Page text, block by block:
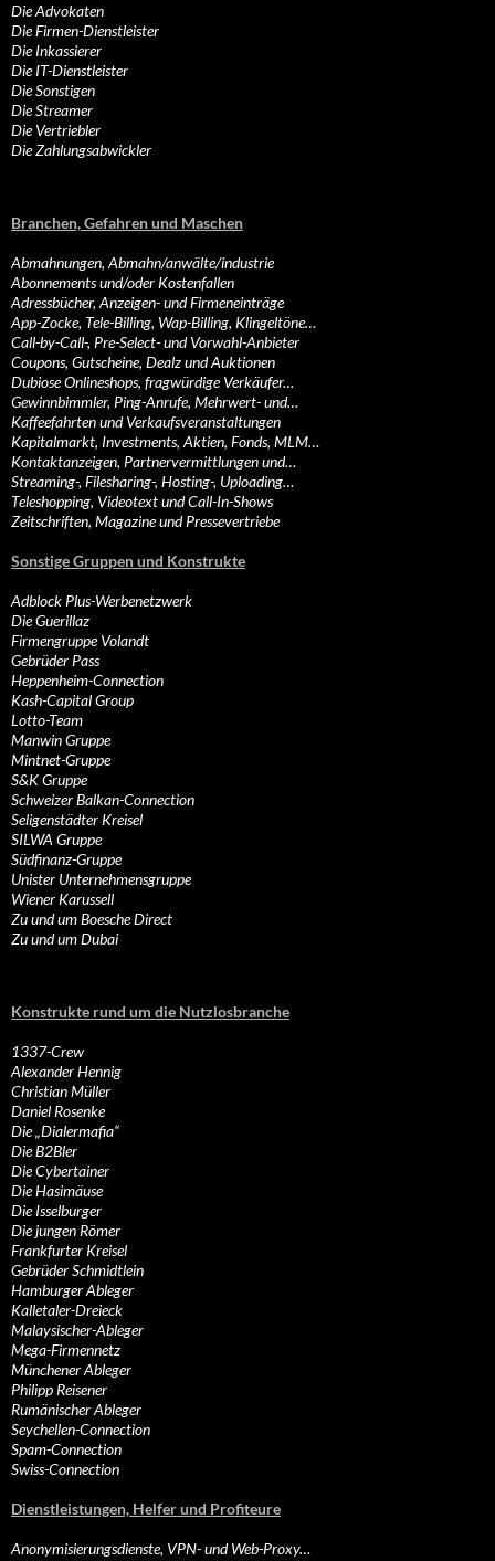
Die Advokaten
Die Firmen-Dienstleister
Die Inkassierer
Die IT-Dienstleister
Die Sonstigen
Die Streamer
Die Vertriebler
Die Zahlungsabwickler
Branchen, Gefahren und Maschen
Abmahnungen, Abmahn/anwälte/industrie
Abonnements und/oder Kostenfallen
Adressbücher, Anzeigen- und Firmeneinträge
App-Zocke, Tele-Billing, Wap-Billing, Klingeltöne…
Call-by-Call-, Pre-Select- und Vorwahl-Anbieter
Coupons, Gutscheine, Dealz und Auktionen
Dubiose Onlineshops, fragwürdige Verkäufer…
Gewinnbimmler, Ping-Anrufe, Mehrwert- und…
Kaffeefahrten und Verkaufsveranstaltungen
Kapitalmarkt, Investments, Aktien, Fonds, MLM…
Kontaktanzeigen, Partnervermittlungen und…
Streaming-, Filesharing-, Hosting-, Uploading…
Teleshopping, Videotext und Call-In-Shows
Zeitschriften, Magazine und Pressevertriebe
Sonstige Gruppen und Konstrukte
Adblock Plus-Werbenetzwerk
Die Guerillaz
Firmengruppe Volandt
Gebrüder Pass
Heppenheim-Connection
Kash-Capital Group
Lotto-Team
Manwin Gruppe
Mintnet-Gruppe
S&K Gruppe
Schweizer Balkan-Connection
Seligenstädter Kreisel
SILWA Gruppe
Südfinanz-Gruppe
Unister Unternehmensgruppe
Wiener Karussell
Zu und um Boesche Direct
Zu und um Dubai
Konstrukte rund um die Nutzlosbranche
1337-Crew
Alexander Hennig
Christian Müller
Daniel Rosenke
Die „Dialermafia“
Die B2Bler
Die Cybertainer
Die Hasimäuse
Die Isselburger
Die jungen Römer
Frankfurter Kreisel
Gebrüder Schmidtlein
Hamburger Ableger
Kalletaler-Dreieck
Malaysischer-Ableger
Mega-Firmennetz
Münchener Ableger
Philipp Reisener
Rumänischer Ableger
Seychellen-Connection
Spam-Connection
Swiss-Connection
Dienstleistungen, Helfer und Profiteure
Anonymisierungsdienste, VPN- und Web-Proxy…